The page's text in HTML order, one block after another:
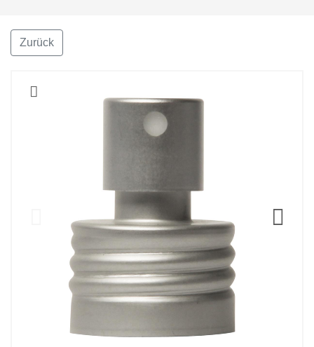
Zurück